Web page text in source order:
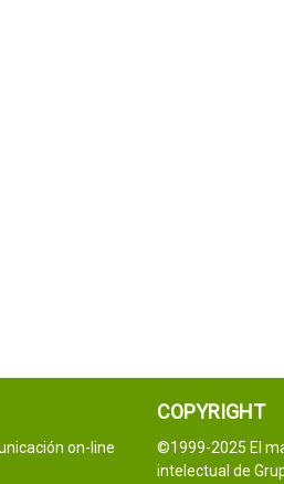
on-line
COPYRIGHT
©1999-2025 El
intelectual de